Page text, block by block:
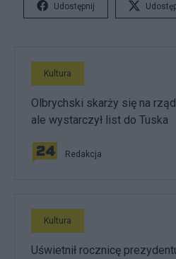
Udostępnij
Kultura
Olbrychski skarży się na
ale wystarczył list do Tuska
Redakcja
Kultura
Uświetnił rocznicę